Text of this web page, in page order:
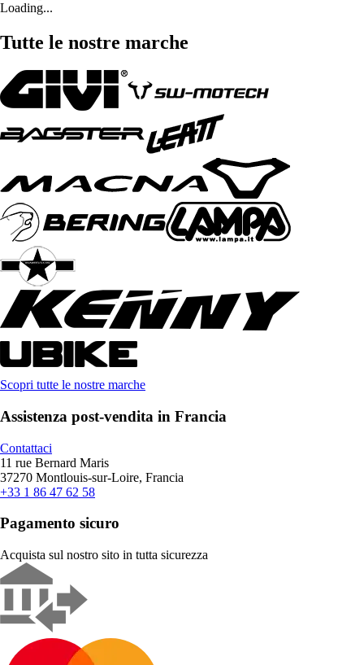
Loading...
Tutte le nostre marche
Scopri tutte le nostre marche
Assistenza post-vendita in Francia
Contattaci
11 rue Bernard Maris
37270 Montlouis-sur-Loire, Francia
+33 1 86 47 62 58
Pagamento sicuro
Acquista sul nostro sito in tutta sicurezza